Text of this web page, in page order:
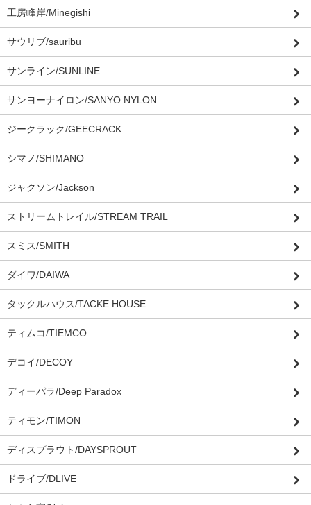
工房峰岸/Minegishi
サウリブ/sauribu
サンライン/SUNLINE
サンヨーナイロン/SANYO NYLON
ジークラック/GEECRACK
シマノ/SHIMANO
ジャクソン/Jackson
ストリームトレイル/STREAM TRAIL
スミス/SMITH
ダイワ/DAIWA
タックルハウス/TACKE HOUSE
ティムコ/TIEMCO
デコイ/DECOY
ディーパラ/Deep Paradox
ティモン/TIMON
ディスプラウト/DAYSPROUT
ドライブ/DLIVE